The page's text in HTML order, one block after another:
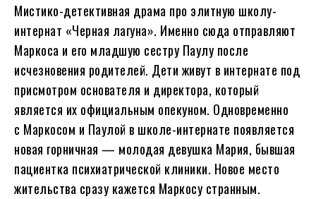
Мистико-детективная драма про элитную школу-
интернат «Черная лагуна». Именно сюда отправляют
Маркоса и его младшую сестру Паулу после
исчезновения родителей. Дети живут в интернате под
присмотром основателя и директора, который
является их официальным опекуном. Одновременно
с Маркосом и Паулой в школе-интернате появляется
новая горничная — молодая девушка Мария, бывшая
пациентка психиатрической клиники. Новое место
жительства сразу кажется Маркосу странным.